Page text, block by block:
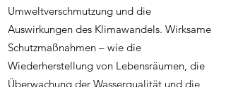
Umweltverschmutzung und die
Auswirkungen des Klimawandels. Wirksame
Schutzmaßnahmen – wie die
Wiederherstellung von Lebensräumen, die
Überwachung der Wasserqualität und die